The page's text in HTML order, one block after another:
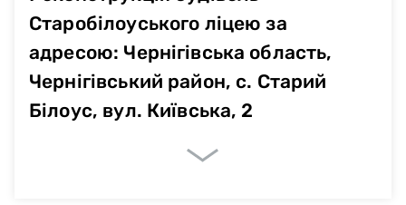
Старобілоуського ліцею за
адресою: Чернігівська область,
Чернігівський район, с. Старий
Білоус, вул. Київська, 2